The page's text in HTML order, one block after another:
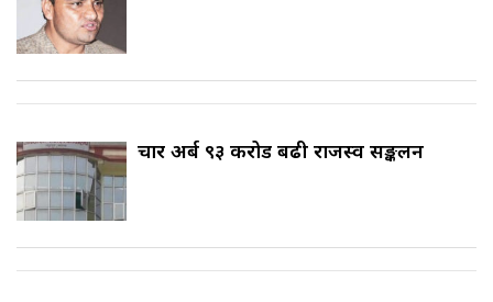
चार अर्ब ९३ करोड बढी राजस्व सङ्कलन